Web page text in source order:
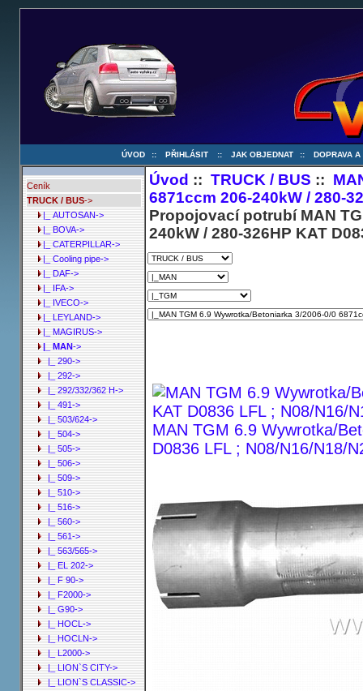
ÚVOD :: PŘIHLÁSIT :: JAK OBJEDNAT :: DOPRAVA A
Ceník
TRUCK / BUS->
|_ AUTOSAN->
|_ BOVA->
|_ CATERPILLAR->
|_ Cooling pipe->
|_ DAF->
|_ IFA->
|_ IVECO->
|_ LEYLAND->
|_ MAGIRUS->
|_ MAN->
|_ 290->
|_ 292->
|_ 292/332/362 H->
|_ 491->
|_ 503/624->
|_ 504->
|_ 505->
|_ 506->
|_ 509->
|_ 510->
|_ 516->
|_ 560->
|_ 561->
|_ 563/565->
|_ EL 202->
|_ F 90->
|_ F2000->
|_ G90->
|_ HOCL->
|_ HOCLN->
|_ L2000->
|_ LION`S CITY->
|_ LION`S CLASSIC->
Úvod ::TRUCK / BUS ::
6871ccm 206-240kW / 280-
Propojovací potrubí MAN
240kW / 280-326HP KAT
MAN TGM 6.9 Wywrotka/
D0836 LFL ; N08/N16/N18/